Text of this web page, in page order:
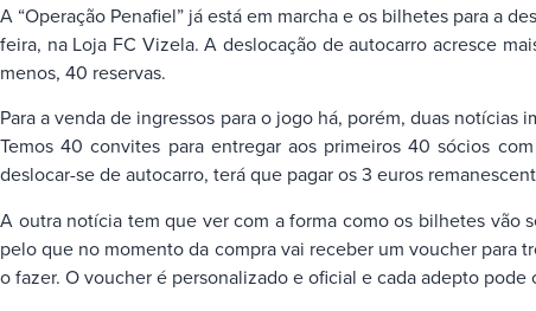
A “Operação Penafiel” já está em marcha e os bilhetes para a
feira, na Loja FC Vizela. A deslocação de autocarro acresce
menos, 40 reservas.
Para a venda de ingressos para o jogo há, porém, duas
Temos 40 convites para entregar aos primeiros 40 sócios
deslocar-se de autocarro, terá que pagar os 3 euros
A outra notícia tem que ver com a forma como os bilhetes vão
pelo que no momento da compra vai receber um voucher para
o fazer. O voucher é personalizado e oficial e cada adepto